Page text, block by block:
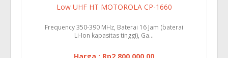
Low UHF HT MOTOROLA CP-1660
Frequency 350-390 MHz, Baterai 16 Jam (baterai
Li-Ion kapasitas tinggi), Ga...